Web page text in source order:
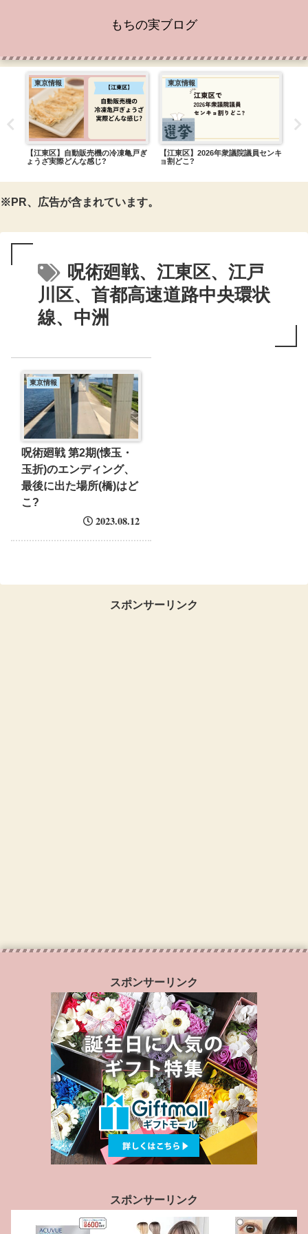
もちの実ブログ
東京情報
【江東区】自動販売機の冷凍亀戸ぎ
ょうざ実際どんな感じ?
東京情報
【江東区】2026年衆議院議員センキ
ョ割どこ?
※PR、広告が含まれています。
呪術廻戦、江東区、江戸
川区、首都高速道路中央環状
線、中洲
東京情報
呪術廻戦 第2期(懐玉・
玉折)のエンディング、
最後に出た場所(橋)はど
こ?
2023.08.12
スポンサーリンク
スポンサーリンク
スポンサーリンク